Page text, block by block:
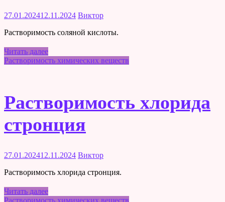
27.01.202412.11.2024 Виктор
Растворимость соляной кислоты.
Читать далее
Растворимость химических веществ
Растворимость хлорида
стронция
27.01.202412.11.2024 Виктор
Растворимость хлорида стронция.
Читать далее